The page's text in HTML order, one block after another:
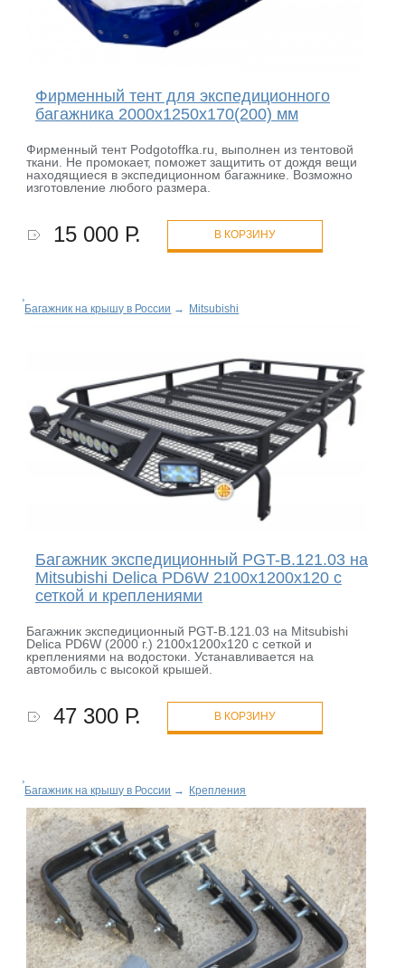
Фирменный тент для экспедиционного
багажника 2000х1250х170(200) мм
Фирменный тент Podgotoffka.ru, выполнен из тентовой
ткани. Не промокает, поможет защитить от дождя вещи
находящиеся в экспедиционном багажнике. Возможно
изготовление любого размера.
15 000 Р. В КОРЗИНУ
Багажник на крышу в России → Mitsubishi
Багажник экспедиционный PGT-B.121.03 на
Mitsubishi Delica PD6W 2100х1200х120 с
сеткой и креплениями
Багажник экспедиционный PGT-B.121.03 на Mitsubishi
Delica PD6W (2000 г.) 2100х1200х120 с сеткой и
креплениями на водостоки. Устанавливается на
автомобиль с высокой крышей.
47 300 Р. В КОРЗИНУ
Багажник на крышу в России → Крепления